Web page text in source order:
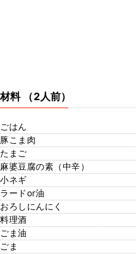
材料 （2人前）
ごはん
豚こま肉
たまご
麻婆豆腐の素（中辛）
小ネギ
ラードor油
おろしにんにく
料理酒
ごま油
ごま